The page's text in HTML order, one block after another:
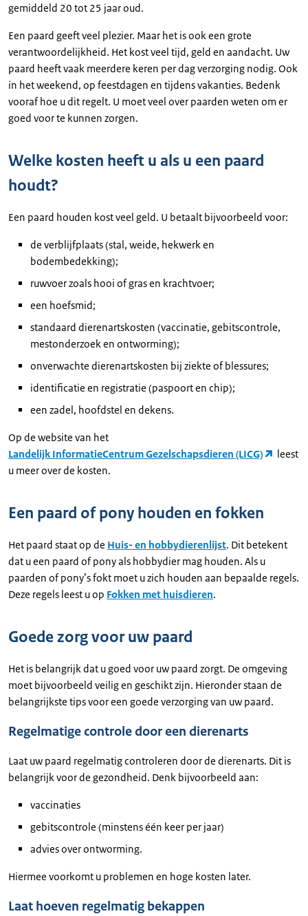
gemiddeld 20 tot 25 jaar oud.
Een paard geeft veel plezier. Maar het is ook een grote
verantwoordelijkheid. Het kost veel tijd, geld en aandacht. Uw
paard heeft vaak meerdere keren per dag verzorging nodig. Ook
in het weekend, op feestdagen en tijdens vakanties. Bedenk
vooraf hoe u dit regelt. U moet veel over paarden weten om er
goed voor te kunnen zorgen.
Welke kosten heeft u als u een paard
houdt?
Een paard houden kost veel geld. U betaalt bijvoorbeeld voor:
de verblijfplaats (stal, weide, hekwerk en
bodembedekking);
ruwvoer zoals hooi of gras en krachtvoer;
een hoefsmid;
standaard dierenartskosten (vaccinatie, gebitscontrole,
mestonderzoek en ontworming);
onverwachte dierenartskosten bij ziekte of blessures;
identificatie en registratie (paspoort en chip);
een zadel, hoofdstel en dekens.
Op de website van het
Landelijk InformatieCentrum Gezelschapsdieren (LICG)
leest
u meer over de kosten.
Een paard of pony houden en fokken
Het paard staat op de Huis- en hobbydierenlijst. Dit betekent
dat u een paard of pony als hobbydier mag houden. Als u
paarden of pony’s fokt moet u zich houden aan bepaalde regels.
Deze regels leest u op Fokken met huisdieren.
Goede zorg voor uw paard
Het is belangrijk dat u goed voor uw paard zorgt. De omgeving
moet bijvoorbeeld veilig en geschikt zijn. Hieronder staan de
belangrijkste tips voor een goede verzorging van uw paard.
Regelmatige controle door een dierenarts
Laat uw paard regelmatig controleren door de dierenarts. Dit is
belangrijk voor de gezondheid. Denk bijvoorbeeld aan:
vaccinaties
gebitscontrole (minstens één keer per jaar)
advies over ontworming.
Hiermee voorkomt u problemen en hoge kosten later.
Laat hoeven regelmatig bekappen